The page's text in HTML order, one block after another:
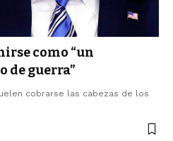
como “un
de guerra”
cobrarse las cabezas de los